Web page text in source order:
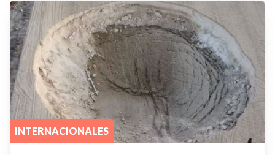
INTERNACIONALES